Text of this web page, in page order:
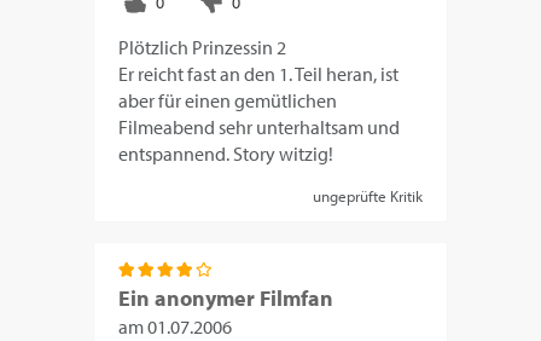
Plötzlich Prinzessin 2
Er reicht fast an den 1. Teil heran, ist
aber für einen gemütlichen
Filmeabend sehr unterhaltsam und
entspannend. Story witzig!
ungeprüfte Kritik
Ein anonymer Filmfan
am01.07.2006